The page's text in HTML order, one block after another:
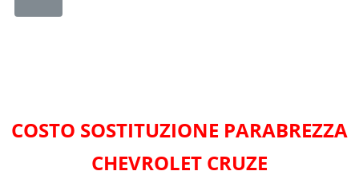
COSTO SOSTITUZIONE PARABREZZA
CHEVROLET CRUZE